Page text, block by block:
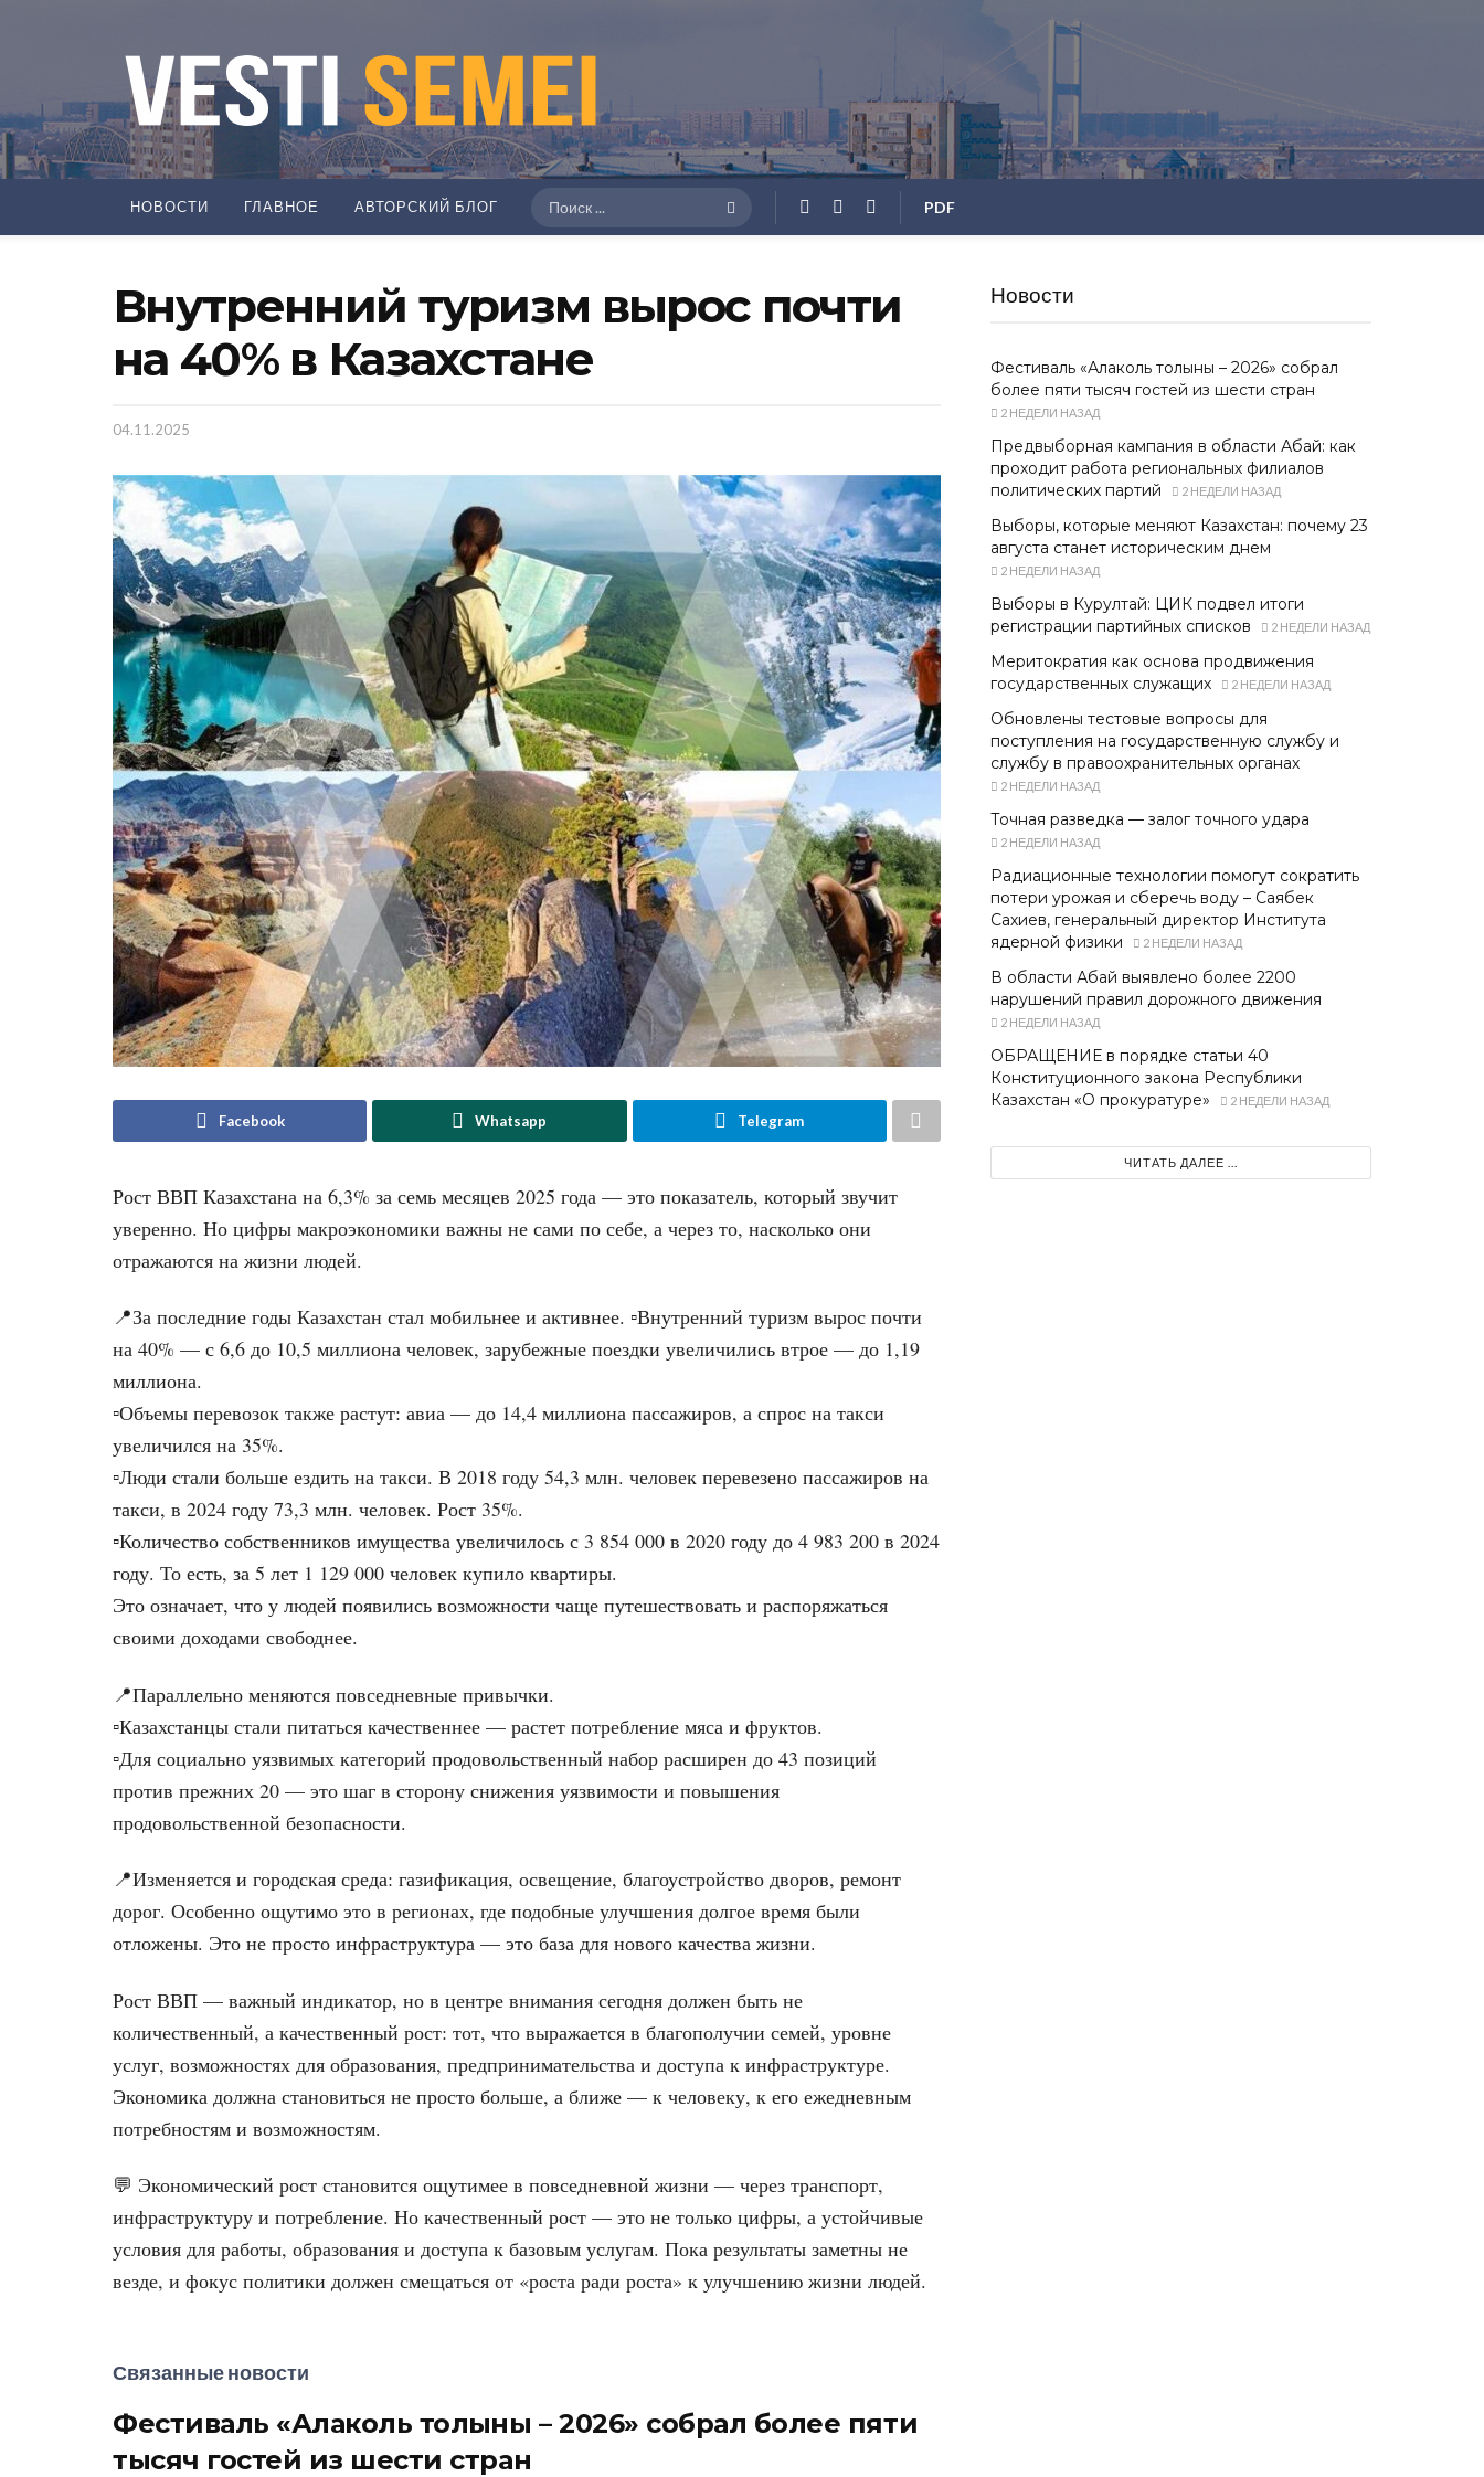
НОВОСТИ ГЛАВНОЕ АВТОРСКИЙ БЛОГ PDF
Внутренний туризм вырос почти
на 40% в Казахстане
04.11.2025
Facebook Whatsapp Telegram
Рост ВВП Казахстана на 6,3% за семь месяцев 2025 года — это показатель, который звучит
уверенно. Но цифры макроэкономики важны не сами по себе, а через то, насколько они
отражаются на жизни людей.
📍За последние годы Казахстан стал мобильнее и активнее. ▫️Внутренний туризм вырос почти
на 40% — с 6,6 до 10,5 миллиона человек, зарубежные поездки увеличились втрое — до 1,19
миллиона.
▫️Объемы перевозок также растут: авиа — до 14,4 миллиона пассажиров, а спрос на такси
увеличился на 35%.
▫️Люди стали больше ездить на такси. В 2018 году 54,3 млн. человек перевезено пассажиров на
такси, в 2024 году 73,3 млн. человек. Рост 35%.
▫️Количество собственников имущества увеличилось с 3 854 000 в 2020 году до 4 983 200 в 2024
году. То есть, за 5 лет 1 129 000 человек купило квартиры.
Это означает, что у людей появились возможности чаще путешествовать и распоряжаться
своими доходами свободнее.
📍Параллельно меняются повседневные привычки.
▫️Казахстанцы стали питаться качественнее — растет потребление мяса и фруктов.
▫️Для социально уязвимых категорий продовольственный набор расширен до 43 позиций
против прежних 20 — это шаг в сторону снижения уязвимости и повышения
продовольственной безопасности.
📍Изменяется и городская среда: газификация, освещение, благоустройство дворов, ремонт
дорог. Особенно ощутимо это в регионах, где подобные улучшения долгое время были
отложены. Это не просто инфраструктура — это база для нового качества жизни.
Рост ВВП — важный индикатор, но в центре внимания сегодня должен быть не
количественный, а качественный рост: тот, что выражается в благополучии семей, уровне
услуг, возможностях для образования, предпринимательства и доступа к инфраструктуре.
Экономика должна становиться не просто больше, а ближе — к человеку, к его ежедневным
потребностям и возможностям.
💬 Экономический рост становится ощутимее в повседневной жизни — через транспорт,
инфраструктуру и потребление. Но качественный рост — это не только цифры, а устойчивые
условия для работы, образования и доступа к базовым услугам. Пока результаты заметны не
везде, и фокус политики должен смещаться от «роста ради роста» к улучшению жизни людей.
Связанные новости
Фестиваль «Алаколь толқыны – 2026» собрал более пяти
тысяч гостей из шести стран
Новости
Фестиваль «Алаколь толқыны – 2026» собрал
более пяти тысяч гостей из шести стран
2 НЕДЕЛИ НАЗАД
Предвыборная кампания в области Абай: как
проходит работа региональных филиалов
политических партий
2 НЕДЕЛИ НАЗАД
Выборы, которые меняют Казахстан: почему 23
августа станет историческим днем
2 НЕДЕЛИ НАЗАД
Выборы в Курултай: ЦИК подвел итоги
регистрации партийных списков
2 НЕДЕЛИ НАЗАД
Меритократия как основа продвижения
государственных служащих
2 НЕДЕЛИ НАЗАД
Обновлены тестовые вопросы для
поступления на государственную службу и
службу в правоохранительных органах
2 НЕДЕЛИ НАЗАД
Точная разведка — залог точного удара
2 НЕДЕЛИ НАЗАД
Радиационные технологии помогут сократить
потери урожая и сберечь воду – Саябек
Сахиев, генеральный директор Института
ядерной физики
2 НЕДЕЛИ НАЗАД
В области Абай выявлено более 2200
нарушений правил дорожного движения
2 НЕДЕЛИ НАЗАД
ОБРАЩЕНИЕ в порядке статьи 40
Конституционного закона Республики
Казахстан «О прокуратуре»
2 НЕДЕЛИ НАЗАД
ЧИТАТЬ ДАЛЕЕ ...